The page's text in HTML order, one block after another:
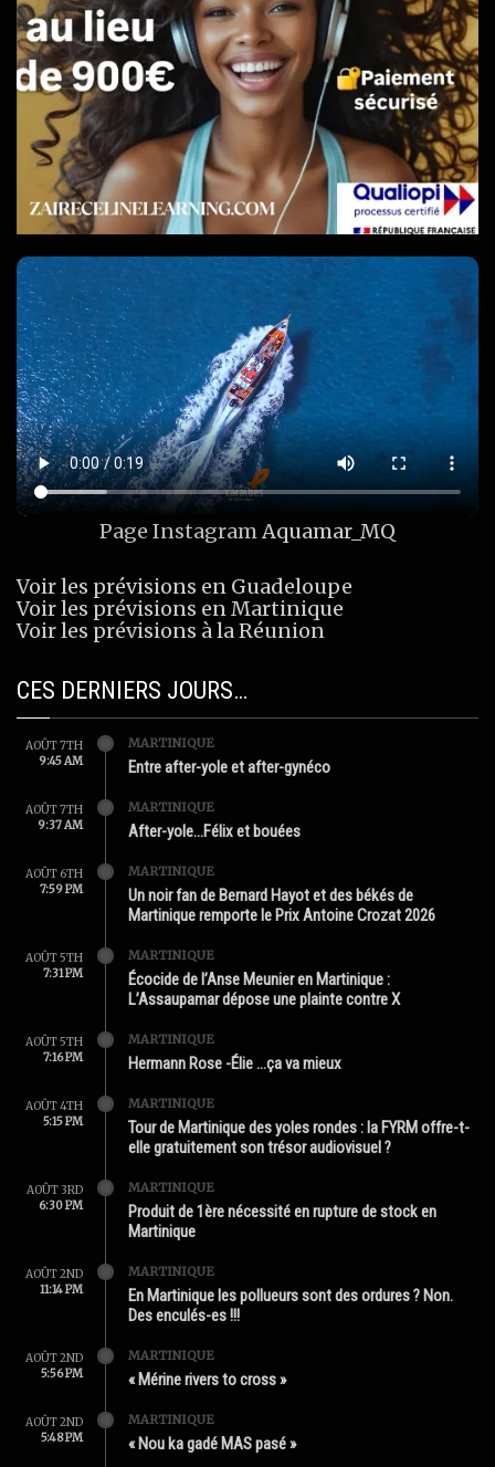
Page InstagramAquamar_MQ
Voir les prévisions en Guadeloupe
Voir les prévisions en Martinique
Voir les prévisions à la Réunion
CES DERNIERS JOURS…
AOÛT 7TH
9:45 AM
MARTINIQUE
Entre after-yole et after-gynéco
AOÛT 7TH
9:37 AM
MARTINIQUE
After-yole…Félix et bouées
AOÛT 6TH
7:59 PM
MARTINIQUE
Un noir fan de Bernard Hayot et des békés de
Martinique remporte le Prix Antoine Crozat 2026
AOÛT 5TH
7:31 PM
MARTINIQUE
Écocide de l’Anse Meunier en Martinique :
L’Assaupamar dépose une plainte contre X
AOÛT 5TH
7:16 PM
MARTINIQUE
Hermann Rose -Élie …ça va mieux
AOÛT 4TH
5:15 PM
MARTINIQUE
Tour de Martinique des yoles rondes : la FYRM offre-t-
elle gratuitement son trésor audiovisuel ?
AOÛT 3RD
6:30 PM
MARTINIQUE
Produit de 1ère nécessité en rupture de stock en
Martinique
AOÛT 2ND
11:14 PM
MARTINIQUE
En Martinique les pollueurs sont des ordures ? Non.
Des enculés-es !!!
AOÛT 2ND
5:56 PM
MARTINIQUE
« Mérine rivers to cross »
AOÛT 2ND
5:48 PM
MARTINIQUE
« Nou ka gadé MAS pasé »